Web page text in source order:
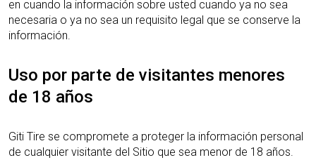
en cuando la información sobre usted cuando ya no sea
necesaria o ya no sea un requisito legal que se conserve la
información.
Uso por parte de visitantes menores
de 18 años
Giti Tire se compromete a proteger la información personal
de cualquier visitante del Sitio que sea menor de 18 años.